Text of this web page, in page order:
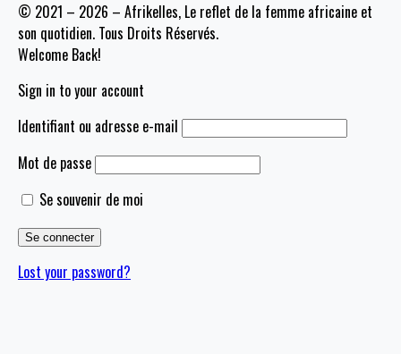
© 2021 – 2026 – Afrikelles, Le reflet de la femme africaine et
son quotidien. Tous Droits Réservés.
Welcome Back!
Sign in to your account
Identifiant ou adresse e-mail
Mot de passe
Se souvenir de moi
Lost your password?